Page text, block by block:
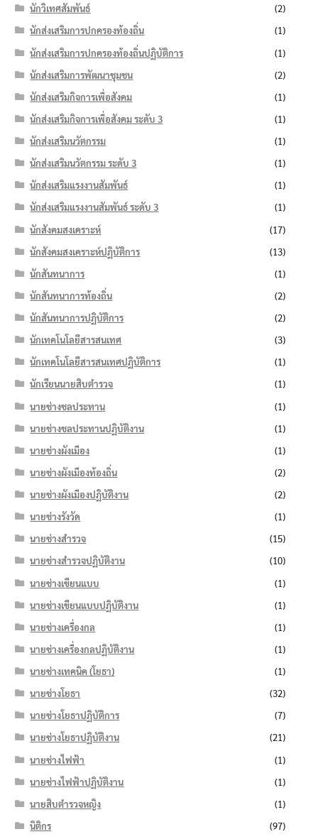
นักวิเทศสัมพันธ์
(2)
นักส่งเสริมการปกครองท้องถิ่น
(1)
นักส่งเสริมการปกครองท้องถิ่นปฏิบัติการ
(1)
นักส่งเสริมการพัฒนาชุมชน
(2)
นักส่งเสริมกิจการเพื่อสังคม
(1)
นักส่งเสริมกิจการเพื่อสังคม ระดับ 3
(1)
นักส่งเสริมนวัตกรรม
(1)
นักส่งเสริมนวัตกรรม ระดับ 3
(1)
นักส่งเสริมแรงงานสัมพันธ์
(1)
นักส่งเสริมแรงงานสัมพันธ์ ระดับ 3
(1)
นักสังคมสงเคราะห์
(17)
นักสังคมสงเคราะห์ปฏิบัติการ
(13)
นักสันทนาการ
(1)
นักสันทนาการท้องถิ่น
(2)
นักสันทนาการปฏิบัติการ
(2)
นักเทคโนโลยีสารสนเทศ
(3)
นักเทคโนโลยีสารสนเทศปฏิบัติการ
(1)
นักเรียนนายสิบตำรวจ
(1)
นายช่างชลประทาน
(1)
นายช่างชลประทานปฏิบัติงาน
(1)
นายช่างผังเมือง
(1)
นายช่างผังเมืองท้องถิ่น
(2)
นายช่างผังเมืองปฏิบัติงาน
(2)
นายช่างรังวัด
(1)
นายช่างสำรวจ
(15)
นายช่างสำรวจปฏิบัติงาน
(10)
นายช่างเขียนแบบ
(1)
นายช่างเขียนแบบปฏิบัติงาน
(1)
นายช่างเครื่องกล
(1)
นายช่างเครื่องกลปฏิบัติงาน
(1)
นายช่างเทคนิค (โยธา)
(1)
นายช่างโยธา
(32)
นายช่างโยธาปฏิบัติการ
(7)
นายช่างโยธาปฏิบัติงาน
(21)
นายช่างไฟฟ้า
(1)
นายช่างไฟฟ้าปฏิบัติงาน
(1)
นายสิบตำรวจหญิง
(1)
นิติกร
(97)